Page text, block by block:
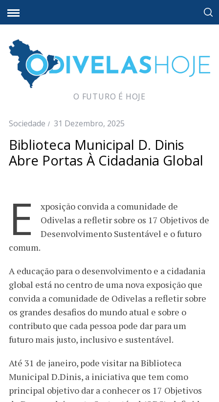
O FUTURO É HOJE
Sociedade 31 Dezembro, 2025
Biblioteca Municipal D. Dinis
Abre Portas À Cidadania Global
E
xposição convida a comunidade de
Odivelas a refletir sobre os 17 Objetivos de
Desenvolvimento Sustentável e o futuro
comum.
A educação para o desenvolvimento e a cidadania
global está no centro de uma nova exposição que
convida a comunidade de Odivelas a refletir sobre
os grandes desafios do mundo atual e sobre o
contributo que cada pessoa pode dar para um
futuro mais justo, inclusivo e sustentável.
Até 31 de janeiro, pode visitar na Biblioteca
Municipal D.Dinis, a iniciativa que tem como
principal objetivo dar a conhecer os 17 Objetivos